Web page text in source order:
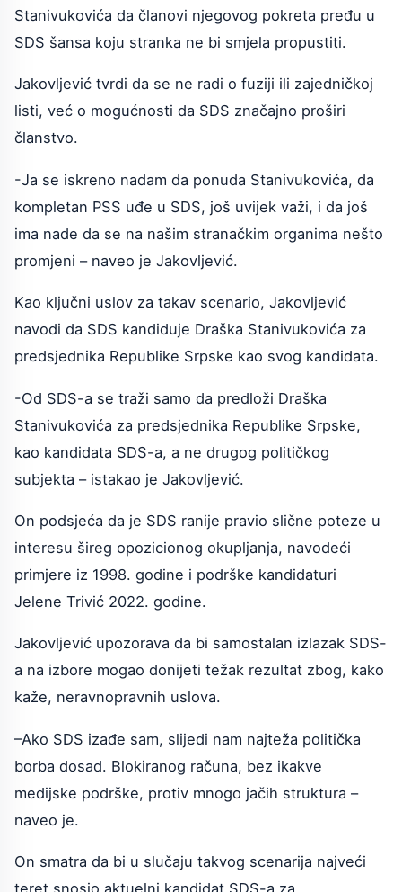
Stanivukovića da članovi njegovog pokreta pređu u
SDS šansa koju stranka ne bi smjela propustiti.
Jakovljević tvrdi da se ne radi o fuziji ili zajedničkoj
listi, već o mogućnosti da SDS značajno proširi
članstvo.
-Ja se iskreno nadam da ponuda Stanivukovića, da
kompletan PSS uđe u SDS, još uvijek važi, i da još
ima nade da se na našim stranačkim organima nešto
promjeni – naveo je Jakovljević.
Kao ključni uslov za takav scenario, Jakovljević
navodi da SDS kandiduje Draška Stanivukovića za
predsjednika Republike Srpske kao svog kandidata.
-Od SDS-a se traži samo da predloži Draška
Stanivukovića za predsjednika Republike Srpske,
kao kandidata SDS-a, a ne drugog političkog
subjekta – istakao je Jakovljević.
On podsjeća da je SDS ranije pravio slične poteze u
interesu šireg opozicionog okupljanja, navodeći
primjere iz 1998. godine i podrške kandidaturi
Jelene Trivić 2022. godine.
Jakovljević upozorava da bi samostalan izlazak SDS-
a na izbore mogao donijeti težak rezultat zbog, kako
kaže, neravnopravnih uslova.
–Ako SDS izađe sam, slijedi nam najteža politička
borba dosad. Blokiranog računa, bez ikakve
medijske podrške, protiv mnogo jačih struktura –
naveo je.
On smatra da bi u slučaju takvog scenarija najveći